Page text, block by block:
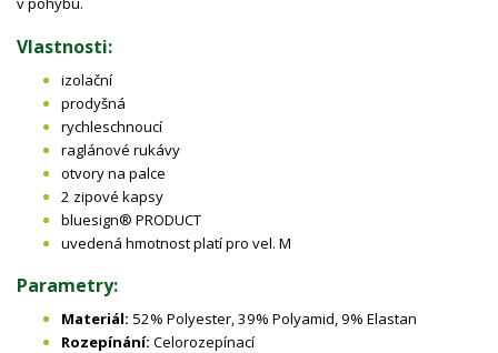
Vlastnosti:
izolační
prodyšná
rychleschnoucí
raglánové rukávy
otvory na palce
2 zipové kapsy
bluesign® PRODUCT
uvedená hmotnost platí pro vel. M
Parametry:
Materiál: 52% Polyester, 39% Polyamid, 9% Elastan
Rozepínání: Celorozepínací